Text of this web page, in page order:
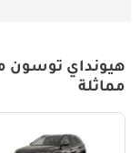
هيونداي توسون
مماثلة